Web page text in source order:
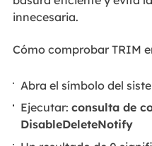
innecesaria.
Cómo comprobar TRIM
Abra el símbolo del
Ejecutar:consulta de
DisableDeleteNotify